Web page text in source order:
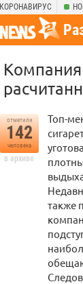
КОРОНАВИРУС
Компания
отметили
142
человека
в архиве
Топ-
также